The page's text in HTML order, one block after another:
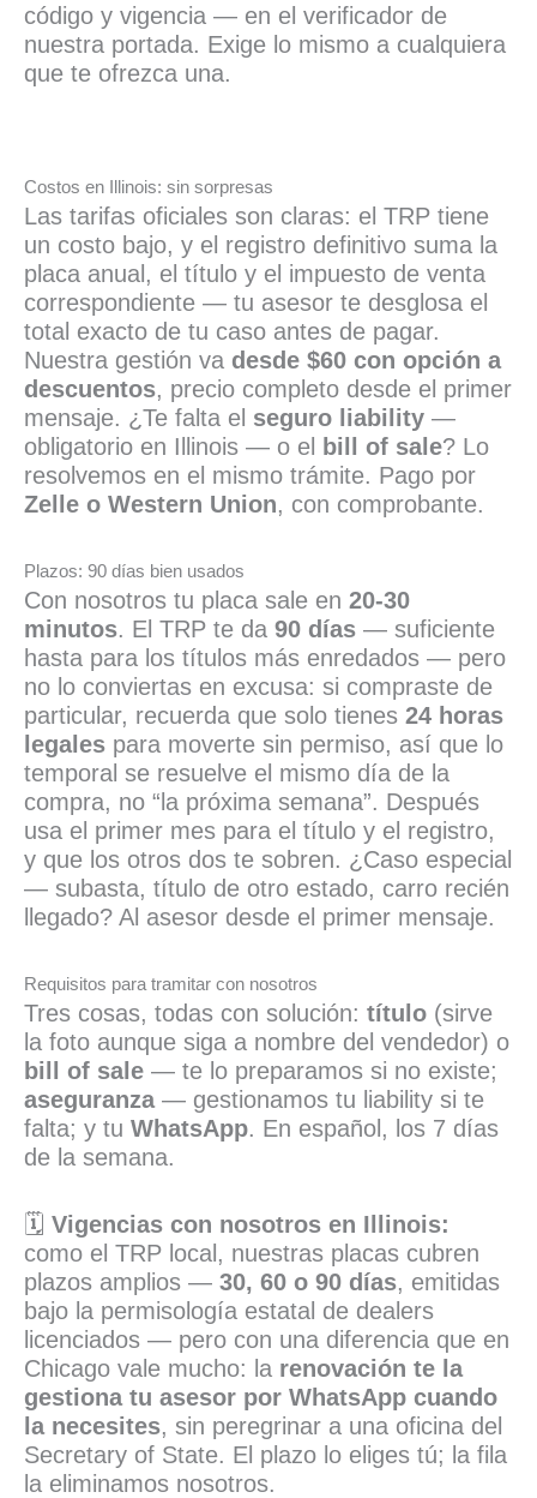
código y vigencia — en el verificador de
nuestra portada. Exige lo mismo a cualquiera
que te ofrezca una.
Costos en Illinois: sin sorpresas
Las tarifas oficiales son claras: el TRP tiene
un costo bajo, y el registro definitivo suma la
placa anual, el título y el impuesto de venta
correspondiente — tu asesor te desglosa el
total exacto de tu caso antes de pagar.
Nuestra gestión va desde $60 con opción a
descuentos, precio completo desde el primer
mensaje. ¿Te falta el seguro liability —
obligatorio en Illinois — o el
bill of sale? Lo
resolvemos en el mismo trámite. Pago por
Zelle o Western Union, con comprobante.
Plazos: 90 días bien usados
Con nosotros tu placa sale en 20-30
minutos. El TRP te da 90 días — suficiente
hasta para los títulos más enredados — pero
no lo conviertas en excusa: si compraste de
particular, recuerda que solo tienes 24 horas
legales para moverte sin permiso, así que lo
temporal se resuelve el mismo día de la
compra, no “la próxima semana”. Después
usa el primer mes para el título y el registro,
y que los otros dos te sobren. ¿Caso especial
— subasta, título de otro estado, carro recién
llegado? Al asesor desde el primer mensaje.
Requisitos para tramitar con nosotros
Tres cosas, todas con solución: título (sirve
la foto aunque siga a nombre del vendedor) o
bill of sale — te lo preparamos si no existe;
aseguranza— gestionamos tu liability si te
falta; y tu WhatsApp. En español, los 7 días
de la semana.
🗓️ Vigencias con nosotros en Illinois:
como el TRP local, nuestras placas cubren
plazos amplios — 30, 60 o 90 días, emitidas
bajo la permisología estatal de dealers
licenciados — pero con una diferencia que en
Chicago vale mucho: la renovación te la
gestiona tu asesor por WhatsApp cuando
la necesites, sin peregrinar a una oficina del
Secretary of State. El plazo lo eliges tú; la fila
la eliminamos nosotros.